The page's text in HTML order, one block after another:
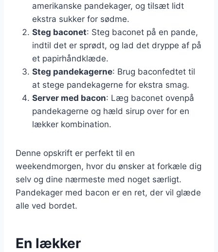
amerikanske pandekager, og tilsæt lidt
ekstra sukker for sødme.
Steg baconet: Steg baconet på en pande,
indtil det er sprødt, og lad det dryppe af på
et papirhåndklæde.
Steg pandekagerne: Brug baconfedtet til
at stege pandekagerne for ekstra smag.
Server med bacon: Læg baconet ovenpå
pandekagerne og hæld sirup over for en
lækker kombination.
Denne opskrift er perfekt til en
weekendmorgen, hvor du ønsker at forkæle dig
selv og dine nærmeste med noget særligt.
Pandekager med bacon er en ret, der vil glæde
alle ved bordet.
En lækker